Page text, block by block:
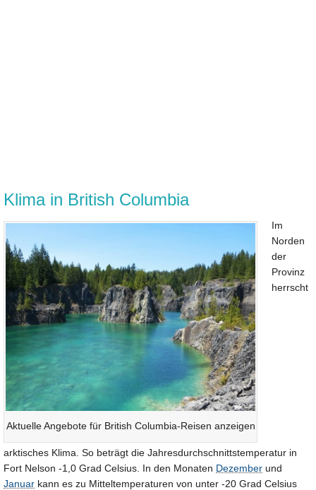
Klima in British Columbia
Aktuelle Angebote für British Columbia-Reisen anzeigen
Im
Norden
der
Provinz
herrscht
arktisches Klima. So beträgt die Jahresdurchschnittstemperatur in
Fort Nelson -1,0 Grad Celsius. In den Monaten Dezember und
Januar kann es zu Mitteltemperaturen von unter -20 Grad Celsius